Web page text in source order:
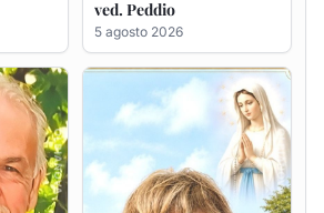
ved. Peddio
5 agosto 2026